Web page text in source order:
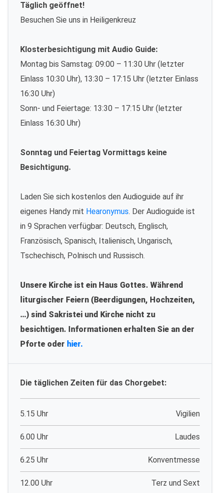
Täglich geöffnet!
Besuchen Sie uns in Heiligenkreuz
Klosterbesichtigung mit Audio Guide:
Montag bis Samstag: 09:00 – 11:30 Uhr (letzter
Einlass 10:30 Uhr), 13:30 – 17:15 Uhr (letzter Einlass
16:30 Uhr)
Sonn- und Feiertage: 13:30 – 17:15 Uhr (letzter
Einlass 16:30 Uhr)
Sonntag und Feiertag Vormittags keine
Besichtigung.
Laden Sie sich kostenlos den Audioguide auf ihr
eigenes Handy mit Hearonymus. Der Audioguide ist
in 9 Sprachen verfügbar: Deutsch, Englisch,
Französisch, Spanisch, Italienisch, Ungarisch,
Tschechisch, Polnisch und Russisch.
Unsere Kirche ist ein Haus Gottes. Während
liturgischer Feiern (Beerdigungen, Hochzeiten,
…) sind Sakristei und Kirche nicht zu
besichtigen. Informationen erhalten Sie an der
Pforte oder hier.
Die täglichen Zeiten für das Chorgebet:
5.15 Uhr Vigilien
6.00 Uhr Laudes
6.25 Uhr Konventmesse
12.00 Uhr Terz und Sext